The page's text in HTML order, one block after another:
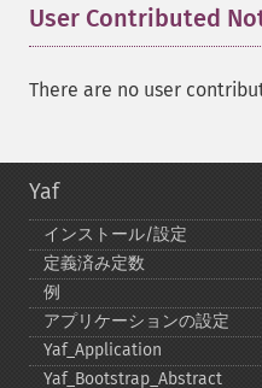
User Contributed
There are no user
Yaf
インストール/設定
定義済み定数
例
アプリケーションの設定
Yaf_​Application
Yaf_​Bootstrap_​Abstract